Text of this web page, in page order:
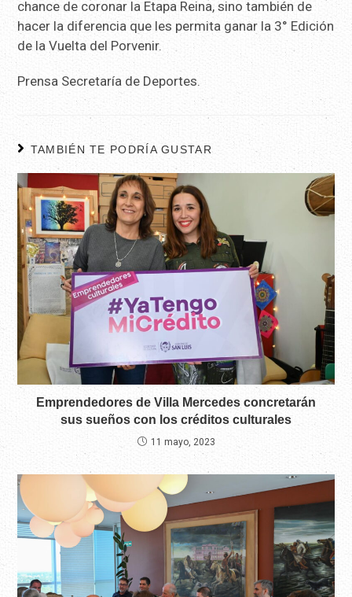
chance de coronar la Etapa Reina, sino también de
hacer la diferencia que les permita ganar la 3° Edición
de la Vuelta del Porvenir.
Prensa Secretaría de Deportes.
TAMBIÉN TE PODRÍA GUSTAR
Emprendedores de Villa Mercedes concretarán
sus sueños con los créditos culturales
11 mayo, 2023